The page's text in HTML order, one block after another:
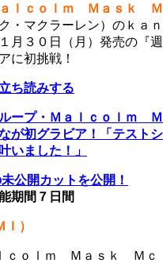
ｌｃｏｌｍ Ｍａｓｋ Ｍ
・マクラーレン）のｋａｎ
月３０日（月）発売の『週
に初挑戦！
ち読みする
ープ・Ｍａｌｃｏｌｍ Ｍ
が初グラビア！「テストシ
いました！」
公開カットを公開！
期間７日間
）
ｃｏｌｍ Ｍａｓｋ Ｍｃ